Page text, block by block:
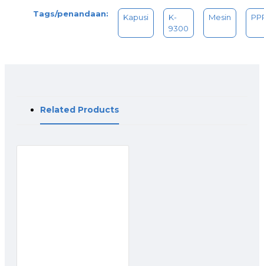
Tags/penandaan: ​Kapusi
K-
9300
Mesin
Related Products